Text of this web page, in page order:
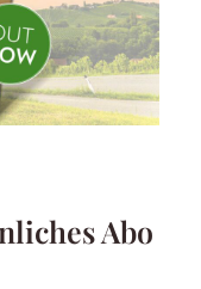
Abo